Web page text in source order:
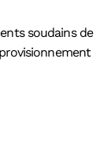
soudains de